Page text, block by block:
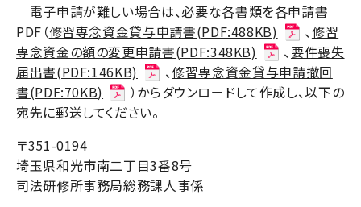
電子申請が難しい場合は、必要な各書類を各申請書
PDF（修習専念資金貸与申請書(PDF:488KB) 、修習
専念資金の額の変更申請書(PDF:348KB)
、 要件喪失
届出書(PDF:146KB)
、修習専念資金貸与申請撤回
書(PDF:70KB)
）からダウンロードして作成し、以下の
宛先に郵送してください。
〒351-0194
埼玉県和光市南二丁目3番8号
司法研修所事務局総務課人事係